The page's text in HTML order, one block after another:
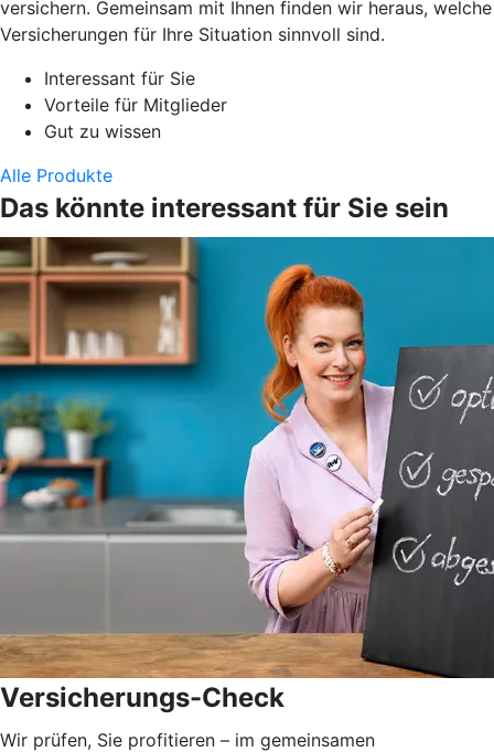
versichern. Gemeinsam mit Ihnen finden wir heraus, welche
Versicherungen für Ihre Situation sinnvoll sind.
Interessant für Sie
Vorteile für Mitglieder
Gut zu wissen
Alle Produkte
Das könnte interessant für Sie sein
Versicherungs-Check
Wir prüfen, Sie profitieren – im gemeinsamen